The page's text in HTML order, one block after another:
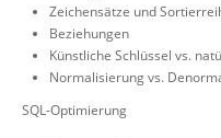
Zeichensätze und
Beziehungen
Künstliche Schlüssel vs.
Normalisierung vs.
SQL-Optimierung